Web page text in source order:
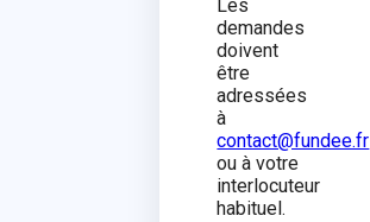
Les
demandes
doivent
être
adressées
à
contact@fundee.fr
ou à votre
interlocuteur
habituel.